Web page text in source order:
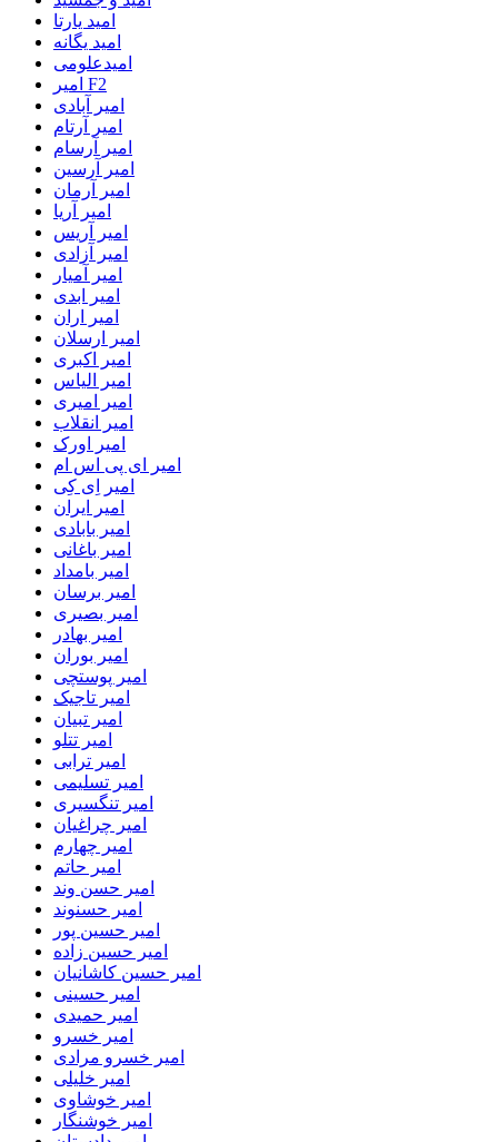
امید یارتا
امید یگانه
امیدعلومی
امیر F2
امیر آبادی
امیر آرتام
امیر آرسام
امیر آرسین
امیر آرمان
امیر آریا
امیر آریس
امیر آزادی
امیر آمیار
امیر ابدی
امیر اران
امیر ارسلان
امیر اکبری
امیر الیاس
امیر امیری
امیر انقلاب
امیر اورک
امیر ای پی اس ام
امیر اِی کِی
امیر ایران
امیر بابادی
امیر باغانی
امیر بامداد
امیر برسان
امیر بصیری
امیر بهادر
امیر بوران
امیر پوستچی
امیر تاجیک
امیر تبیان
امیر تتلو
امیر ترابی
امیر تسلیمی
امیر تنگسیری
امیر چراغیان
امیر چهارم
امیر حاتم
امیر حسن وند
امیر حسنوند
امیر حسین پور
امیر حسین زاده
امیر حسین کاشانیان
امیر حسینی
امیر حمیدی
امیر خسرو
امیر خسرو مرادی
امیر خلیلی
امیر خوشاوی
امیر خوشنگار